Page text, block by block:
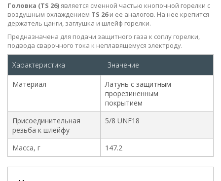
Головка (TS 26) является сменной частью кнопочной горелки с
воздушным охлаждением TS 26и ее аналогов. На нее крепится
держатель цанги, заглушка и шлейф горелки.
Предназначена для подачи защитного газа к соплу горелки,
подвода сварочного тока к неплавящемуся электроду.
Характеристика Значение
Материал
Латунь с защитным
прорезиненным
покрытием
Присоединительная
резьба к шлейфу
5/8 UNF18
Масса, г 147.2